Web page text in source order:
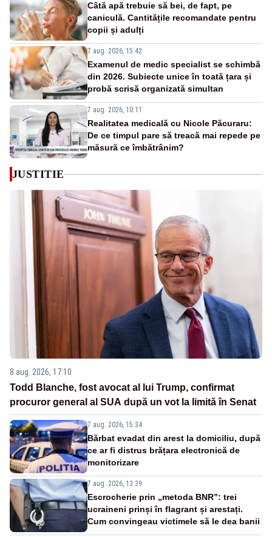
Câtă apă trebuie să bei, de fapt, pe
caniculă. Cantitățile recomandate pentru
copii și adulți
7 aug. 2026, 15:42
Examenul de medic specialist se schimbă
din 2026. Subiecte unice în toată țara și
probă scrisă organizată simultan
7 aug. 2026, 10:11
Realitatea medicală cu Nicole Păcuraru:
De ce timpul pare să treacă mai repede pe
măsură ce îmbătrânim?
JUSTITIE
8 aug. 2026, 17:10
Todd Blanche, fost avocat al lui Trump, confirmat
procuror general al SUA după un vot la limită în Senat
7 aug. 2026, 15:34
Bărbat evadat din arest la domiciliu, după
ce ar fi distrus brățara electronică de
monitorizare
7 aug. 2026, 13:39
Escrocherie prin „metoda BNR”: trei
ucraineni prinși în flagrant și arestați.
Cum convingeau victimele să le dea banii